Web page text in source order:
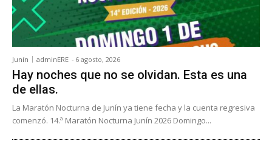
Junín adminERE - 6 agosto, 2026
Hay noches que no se olvidan. Esta es una
de ellas.
La Maratón Nocturna de Junín ya tiene fecha y la cuenta regresiva
comenzó. 14.ª Maratón Nocturna Junín 2026 Domingo...